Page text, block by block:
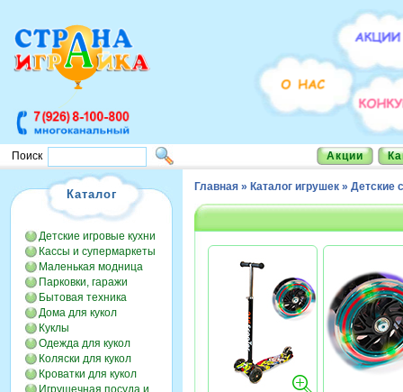
Поиск Акции
Каталог
Детские игровые кухни
Кассы и супермаркеты
Маленькая модница
Парковки, гаражи
Бытовая техника
Дома для кукол
Куклы
Одежда для кукол
Коляски для кукол
Кроватки для кукол
Игрушечная посуда и
Главная » Каталог игрушек » Детские